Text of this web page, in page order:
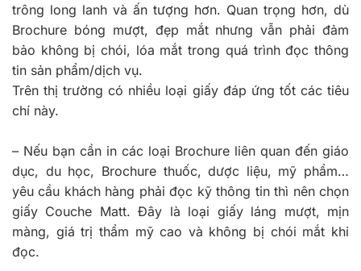
trông long lanh và ấn tượng hơn. Quan trọng hơn, dù
Brochure bóng mượt, đẹp mắt nhưng vẫn phải đảm
bảo không bị chói, lóa mắt trong quá trình đọc thông
tin sản phẩm/dịch vụ.
Trên thị trường có nhiều loại giấy đáp ứng tốt các tiêu
chí này.
– Nếu bạn cần in các loại Brochure liên quan đến giáo
dục, du học, Brochure thuốc, dược liệu, mỹ phẩm…
yêu cầu khách hàng phải đọc kỹ thông tin thì nên chọn
giấy Couche Matt. Đây là loại giấy láng mượt, mịn
màng, giá trị thẩm mỹ cao và không bị chói mắt khi
đọc.